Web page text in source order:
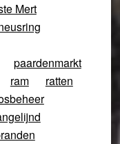
Mert
paardenmarkt
ram
ratten